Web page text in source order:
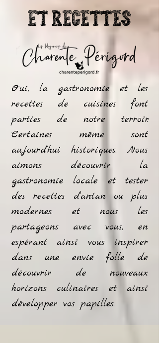
et recettes
Oui, la gastronomie et les
recettes de cuisines font
parties de notre terroir.
Certaines même sont
aujourd'hui historiques. Nous
aimons découvrir la
gastronomie locale et tester
des recettes d'antan ou plus
modernes. et nous les
partageons avec vous, en
espérant ainsi vous inspirer
dans une envie folle de
découvrir de nouveaux
horizons culinaires et ainsi
développer vos papilles.